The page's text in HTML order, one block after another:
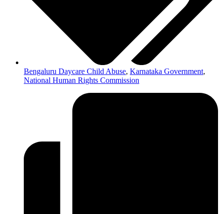
Bengaluru Daycare Child Abuse, Karnataka Government,
National Human Rights Commission